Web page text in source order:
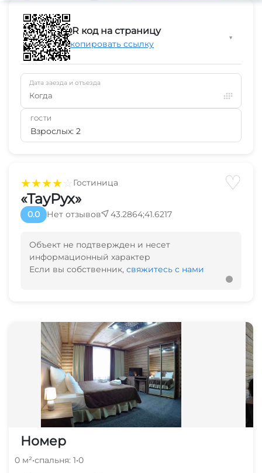
★★★★☆Гостиница ♡
«ТауРух»
0.0 Нет отзывов 43.2864;41.6217
Объект не подтвержден и несет
информационный характер
Если вы собственник, свяжитесь с нами
Номер
0 м²•спальня: 1•0
QR код на страницу
Скопировать ссылку
▼
Дата заезда и отъезда
Когда
ГОСТИ
Взрослых: 2